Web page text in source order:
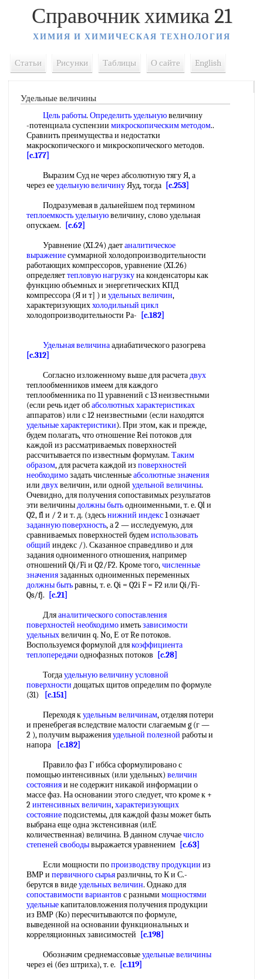
Справочник химика 21
ХИМИЯ И ХИМИЧЕСКАЯ ТЕХНОЛОГИЯ
Статьи Рисунки Таблицы О сайте English
Удельные величины
Цель работы. Определить удельнуювеличину
-потенциала суспензии микроскопическим методом..
Сравнить преимущества и недостатки
макроскопического и микроскопического методов.
[c.177]
Выразим Суд не через абсолютную тягу Я, а
через ееудельную величинуЯуд, тогда [c.253]
Подразумевая в дальнейшем под термином
теплоемкость удельнуювеличину, слово удельная
опускаем.
[c.62]
Уравнение (XI.24) даетаналитическое
выражениесуммарной холодопроизводительности
работающих компрессоров, уравнение (XI.26)
определяеттепловую нагрузкуна конденсаторы как
функцию объемных и энергетических КПД
компрессора (Я и т] ) и удельных величин,
характеризующиххолодильный цикл
холодопроизводительности Ра-
[c.182]
Удельная величинаадиабатического разогрева
[c.312]
Согласно изложенному выше для расчетадвух
теплообменников имеем для каждого
теплообменника по 11 уравнений с 13 неизвестными
(если речь идет обабсолютных характеристиках
аппаратов) или с 12 неизвестными (если находятся
удельные характеристики). При этом, как и прежде,
будем полагать, что отношение Rei потоков для
каждой из рассматриваемых поверхностей
рассчитывается по известным формулам. Таким
образом, для расчета каждой из поверхностей
необходимозадать численныеабсолютные значения
или двухвеличин, или одной удельной величины.
Очевидно, для получения сопоставимых результатов
эти величиныдолжны бытьодноименными, т. е. Ql и
Q2, fl и / 2 и т. д. (здесьнижний индекс1 означает
заданную поверхность, а 2 — исследуемую, для
сравниваемых поверхностей будемиспользовать
общий индекс /). Сказанное справедливо и для
задания одноименного отношения, например
отношений Qi/Fi и Q2/F2. Кроме того,численные
значениязаданных одноименных переменных
должны бытьравны, т. е. Qi = Q2i F = F2 или Qi/Fi-
Qs/fj.
[c.21]
Дляаналитического сопоставления
поверхностей необходимоиметьзависимости
удельныхвеличин q. No, Е от Re потоков.
Воспользуемся формулой длякоэффициента
теплопередачи однофазных потоков
[c.28]
Тогдаудельную величинуусловной
поверхности дощатых щитов определим по формуле
(31)
[c.151]
Переходя кудельным величинам, отделяя потери
и пренебрегая вследствие малости слагаемым g (г —
2 ), получим выраженияудельной полезной работы и
напора
[c.182]
Правило фаз Г иббса сформулировано с
помощью интенсивных (или удельных) величин
состоянияи не содержит никакой информации о
массе фаз. На основании этого следует, что кроме к +
2интенсивных величин,характеризующих
состояниеподсистемы, для каждой фазы может быть
выбрана еще одна экстенсивная (илЕ
количественная) величина. В данном случаечисло
степеней свободывыражается уравнением [c.63]
Если мощности попроизводству продукции из
ВМР и первичного сырьяразличны, то К и С.-
берутся в видеудельных величин. Однако для
сопоставимости вариантов с разными мощностями
удельныекапиталовложения получения продукции
из ВМР (Ко) пересчитываются по формуле,
выведенной на основании функциональных и
корреляционных зависимостей
[c.198]
Обозначим среднемассовыеудельные величины
через ei (без штриха), т. е.
[c.119]